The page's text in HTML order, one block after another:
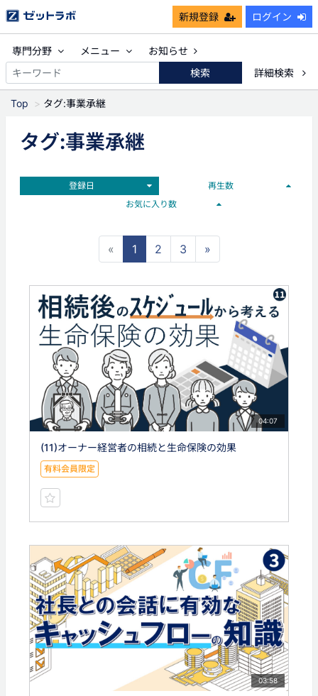
新規登録 ログイン
専門分野 メニュー
お知らせ
検索
詳細検索
Top タグ:事業承継
タグ:事業承継
登録日
再生数
お気に入り数
« 1 2 3 »
04:07
(11)オーナー経営者の相続と生命保険の効果
有料会員限定
03:58